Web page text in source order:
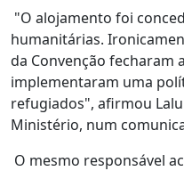
"O alojamento foi
humanitárias.
da Convenção fecharam
implementaram uma
refugiados", afirmou
Ministério, num
O mesmo responsável